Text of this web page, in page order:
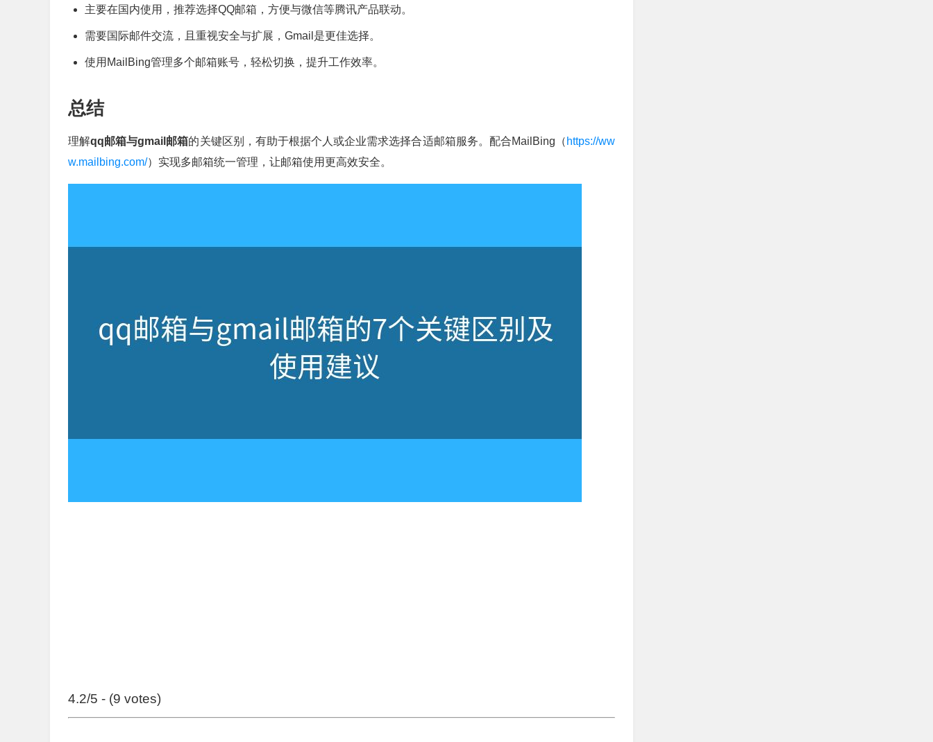
主要在国内使用，推荐选择QQ邮箱，方便与微信等腾讯产品联动。
需要国际邮件交流，且重视安全与扩展，Gmail是更佳选择。
使用MailBing管理多个邮箱账号，轻松切换，提升工作效率。
总结
理解qq邮箱与gmail邮箱的关键区别，有助于根据个人或企业需求选择合适邮箱服务。配合MailBing（ https://ww
w.mailbing.com/）实现多邮箱统一管理，让邮箱使用更高效安全。
4.2/5 - (9 votes)